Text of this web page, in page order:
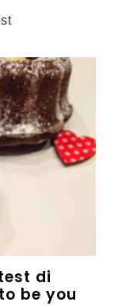
di
be you